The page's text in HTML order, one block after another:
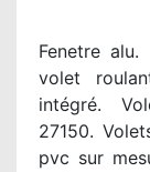
Fenetre
volet
intégré.
27150.
pvc sur